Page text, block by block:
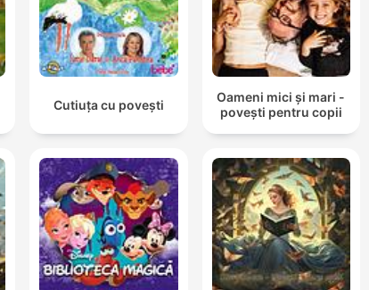
Cutiuța cu povești
Oameni mici și mari -
povești pentru copii